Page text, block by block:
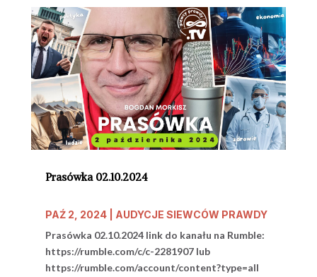
Prasówka 02.10.2024
PAŹ 2, 2024| AUDYCJE SIEWCÓW PRAWDY
Prasówka 02.10.2024 link do kanału na Rumble:
https://rumble.com/c/c-2281907 lub
https://rumble.com/account/content?type=all